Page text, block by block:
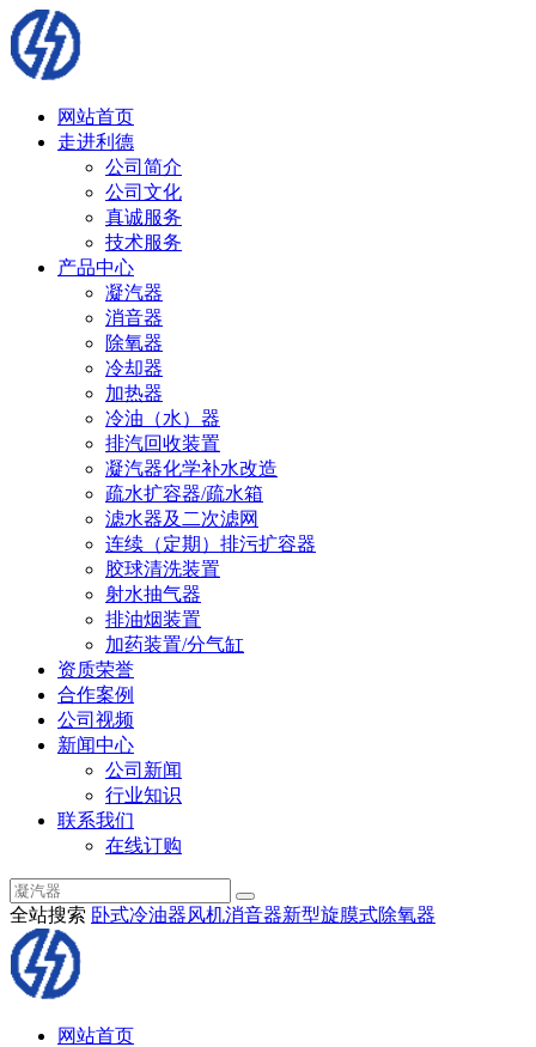
网站首页
走进利德
公司简介
公司文化
真诚服务
技术服务
产品中心
凝汽器
消音器
除氧器
冷却器
加热器
冷油（水）器
排汽回收装置
凝汽器化学补水改造
疏水扩容器/疏水箱
滤水器及二次滤网
连续（定期）排污扩容器
胶球清洗装置
射水抽气器
排油烟装置
加药装置/分气缸
资质荣誉
合作案例
公司视频
新闻中心
公司新闻
行业知识
联系我们
在线订购
全站搜索 卧式冷油器风机消音器新型旋膜式除氧器
网站首页